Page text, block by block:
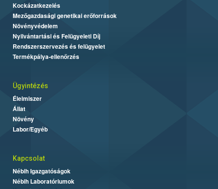
Kockázatkezelés
Mezőgazdasági genetikai erőforrások
Növényvédelem
Nyilvántartási és Felügyeleti Díj
Rendszerszervezés és felügyelet
Termékpálya-ellenőrzés
Ügyintézés
Élelmiszer
Állat
Növény
Labor/Egyéb
Kapcsolat
Nébih Igazgatóságok
Nébih Laboratóriumok